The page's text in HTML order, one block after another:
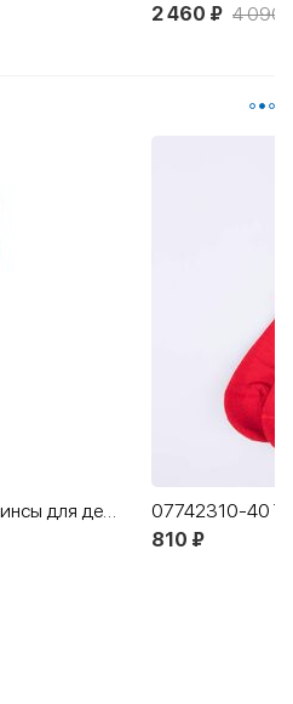
2 460 ₽ 4 090
07833035-40 Термолеггинсы для детей и подростков КОТОФЕЙ Комфорт розовый
810 ₽